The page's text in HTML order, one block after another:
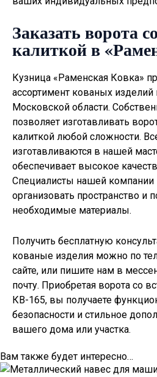
Заказать ворота
калиткой в
Кузница «Раменская Ковка»
ассортимент кованых
Московской области.
позволяет изготавливать
калиткой любой сложности.
изготавливаются в нашей
обеспечивает высокое
Специалисты нашей компании
организовать пространство и
необходимые материалы.
Получить бесплатную
кованые изделия можно по
сайте, или пишите нам в
почту. Приобретая ворота со
КВ-165, вы получаете
безопасности и стильное
вашего дома или участка.
Вам также будет интересно…